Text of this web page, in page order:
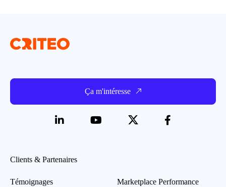
Ça m'intéresse
Clients & Partenaires
Témoignages
Marketplace Performance